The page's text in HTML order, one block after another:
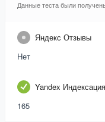
Данные теста были
Яндекс Отзывы
Нет
Yandex Индексация
165